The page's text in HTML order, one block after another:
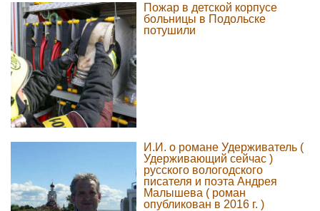
Пожар в детской корпусе
больницы в Подольске
потушили
И.И. о романе Удерживатель (
Удерживающий сейчас )
русского вологодского
писателя и поэта Андрея
Малышева ( роман
опубликован в 2016 г. )